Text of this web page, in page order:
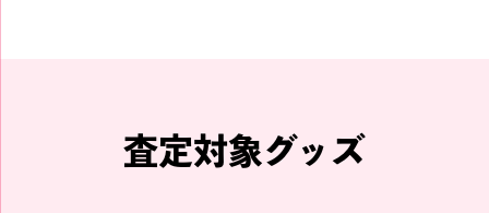
査定対象グッズ